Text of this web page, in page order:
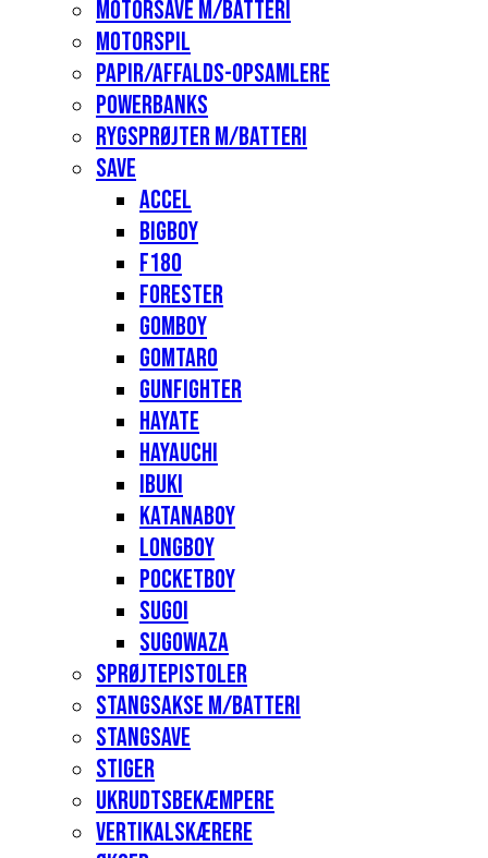
Motorsave m/batteri
Motorspil
Papir/affalds-opsamlere
Powerbanks
Rygsprøjter m/batteri
Save
Accel
Bigboy
F180
Forester
Gomboy
Gomtaro
Gunfighter
Hayate
Hayauchi
Ibuki
Katanaboy
Longboy
Pocketboy
Sugoi
Sugowaza
Sprøjtepistoler
Stangsakse m/batteri
Stangsave
Stiger
Ukrudtsbekæmpere
Vertikalskærere